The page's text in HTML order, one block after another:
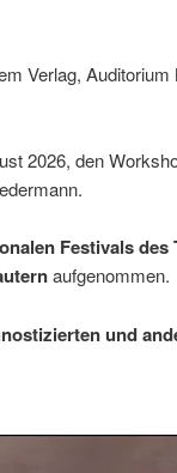
Verlag,
2026, den
Festivals des
aufgenommen.
und